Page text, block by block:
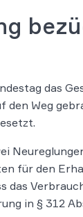
das
Weg
für den
das
in § 312